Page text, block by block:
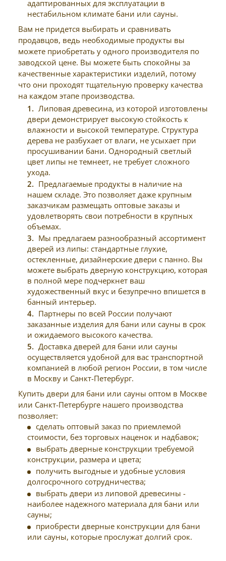
адаптированных для эксплуатации в
нестабильном климате бани или сауны.
Вам не придется выбирать и сравнивать
продавцов, ведь необходимые продукты вы
можете приобретать у одного производителя по
заводской цене. Вы можете быть спокойны за
качественные характеристики изделий, потому
что они проходят тщательную проверку качества
на каждом этапе производства.
Липовая древесина, из которой изготовлены
двери демонстрирует высокую стойкость к
влажности и высокой температуре. Структура
дерева не разбухает от влаги, не усыхает при
просушивании бани. Однородный светлый
цвет липы не темнеет, не требует сложного
ухода.
Предлагаемые продукты в наличие на
нашем складе. Это позволяет даже крупным
заказчикам размещать оптовые заказы и
удовлетворять свои потребности в крупных
объемах.
Мы предлагаем разнообразный ассортимент
дверей из липы: стандартные глухие,
остекленные, дизайнерские двери с панно. Вы
можете выбрать дверную конструкцию, которая
в полной мере подчеркнет ваш
художественный вкус и безупречно впишется в
банный интерьер.
Партнеры по всей России получают
заказанные изделия для бани или сауны в срок
и ожидаемого высокого качества.
Доставка дверей для бани или сауны
осуществляется удобной для вас транспортной
компанией в любой регион России, в том числе
в Москву и Санкт-Петербург.
Купить двери для бани или сауны оптом в Москве
или Санкт-Петербурге нашего производства
позволяет:
сделать оптовый заказ по приемлемой
стоимости, без торговых наценок и надбавок;
выбрать дверные конструкции требуемой
конструкции, размера и цвета;
получить выгодные и удобные условия
долгосрочного сотрудничества;
выбрать двери из липовой древесины -
наиболее надежного материала для бани или
сауны;
приобрести дверные конструкции для бани
или сауны, которые прослужат долгий срок.